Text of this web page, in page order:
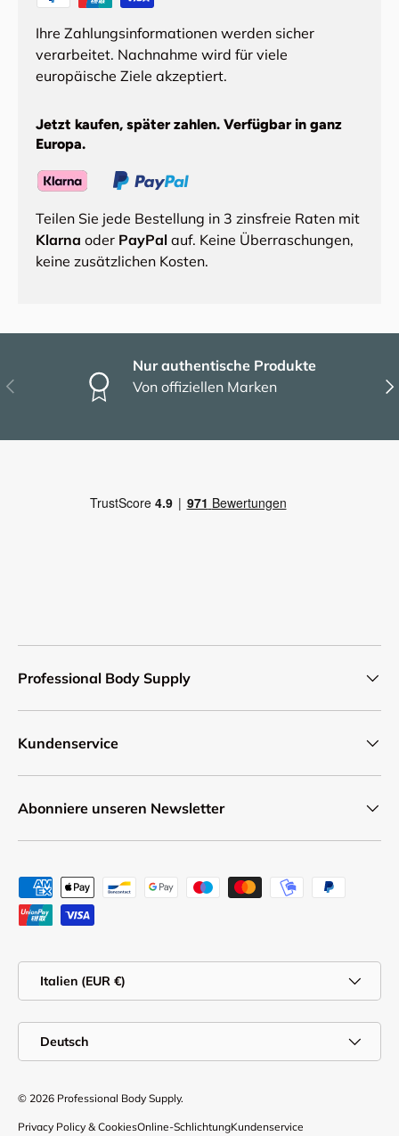
Ihre Zahlungsinformationen werden sicher
verarbeitet. Nachnahme wird für viele
europäische Ziele akzeptiert.
Jetzt kaufen, später zahlen. Verfügbar in ganz
Europa.
Teilen Sie jede Bestellung in 3 zinsfreie Raten mit
Klarna oder PayPal auf. Keine Überraschungen,
keine zusätzlichen Kosten.
Vorherige
Nur authentische Produkte
Von offiziellen Marken
Professional Body Supply
Kundenservice
Abonniere unseren Newsletter
Zahlungsmethoden
Italien (EUR €)
Deutsch
© 2026 Professional Body Supply.
Privacy Policy & CookiesOnline-SchlichtungKundenservice